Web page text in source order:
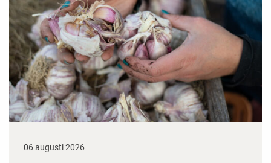
06 augusti 2026